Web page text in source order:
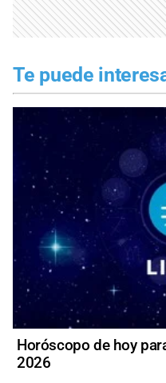
Te puede
Horóscopo de hoy
2026